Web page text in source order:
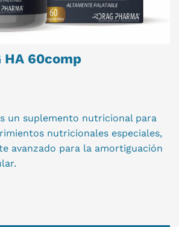
HA 60comp
un suplemento nutricional para
nutricionales especiales,
avanzado para la amortiguación